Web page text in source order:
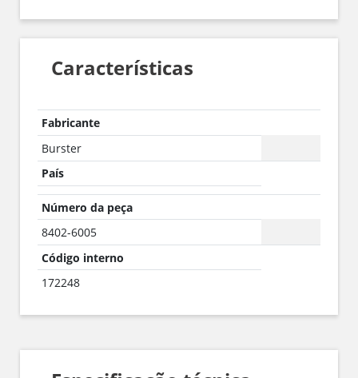
Características
Fabricante
Burster
País
Número da peça
8402-6005
Código interno
172248